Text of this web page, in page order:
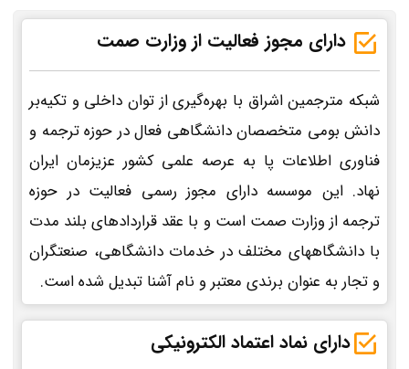
دارای مجوز فعالیت از وزارت صمت
شبکه مترجمین اشراق با بهره‌گیری از توان داخلی و تکیه‌بر
دانش بومی متخصصان دانشگاهی فعال در حوزه ترجمه و
فناوری اطلاعات پا به عرصه علمی کشور عزیزمان ایران
نهاد. این موسسه دارای مجوز رسمی فعالیت در حوزه
ترجمه از وزارت صمت است و با عقد قراردادهای بلند مدت
با دانشگاههای مختلف در خدمات دانشگاهی، صنعتگران
و تجار به عنوان برندی معتبر و نام آشنا تبدیل شده است.
دارای نماد اعتماد الکترونیکی